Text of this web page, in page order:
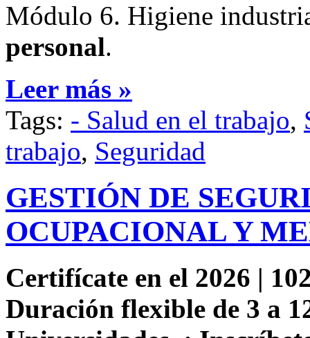
Módulo 6. Higiene
personal.
Leer más »
Tags: - Salud en el trabajo,
trabajo, Seguridad
GESTIÓN DE
OCUPACIONAL Y
Certifícate en el 2026 |
Duración flexible de 3 a